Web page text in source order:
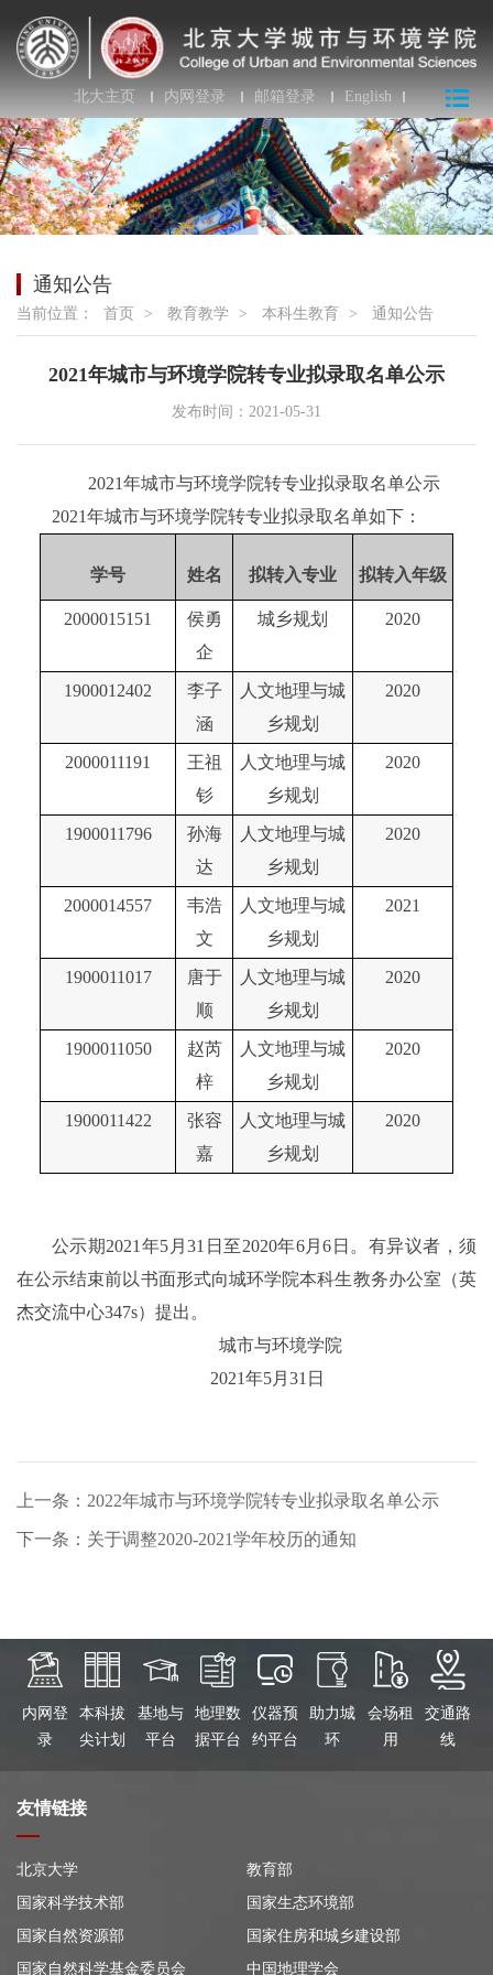
北大主页 内网登录 邮箱登录 English
通知公告
当前位置： 首页 > 教育教学 > 本科生教育 > 通知公告
2021年城市与环境学院转专业拟录取名单公示
发布时间：2021-05-31
2021年城市与环境学院转专业拟录取名单公示
2021年城市与环境学院转专业拟录取名单如下 ：
学号 姓名 拟转入专业 拟转入年级
2000015151
侯勇
企
城乡规划 2020
1900012402
李子
涵
人文地理与城
乡规划
2020
2000011191
王祖
钐
人文地理与城
乡规划
2020
1900011796
孙海
达
人文地理与城
乡规划
2020
2000014557 韦浩
文
人文地理与城
乡规划
2021
1900011017
唐于
顺
人文地理与城
乡规划
2020
1900011050
赵芮
梓
人文地理与城
乡规划
2020
1900011422
张容
嘉
人文地理与城
乡规划
2020
公示期2021 年5 月31 日至2020年6月6 日。有异议者，须
在公示结束前以书面形式向城环学院本科生教务办公室 （英
杰交流中心347s） 提出。
城市与环境学院
2021年5月 31 日
上一条：2022年城市与环境学院转专业拟录取名单公示
下一条：关于调整2020-2021学年校历的通知
内网登
录
本科拔
尖计划
基地与
平台
地理数
据平台
仪器预
约平台
助力城
环
会场租
用
交通路
线
友情链接
北京大学
教育部
国家科学技术部
国家生态环境部
国家自然资源部
国家住房和城乡建设部
国家自然科学基金委员会
中国地理学会